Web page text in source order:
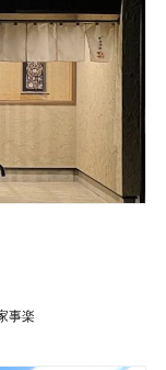
事楽